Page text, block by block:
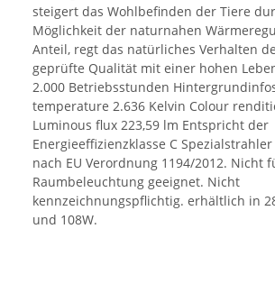
steigert das Wohlbefinden der Tiere
Möglichkeit der naturnahen
Anteil, regt das natürliches Verhalten
geprüfte Qualität mit einer hohen
2.000 Betriebsstunden
temperature 2.636 Kelvin Colour
Luminous flux 223,59 lm Entspricht der
Energieeffizienzklasse C
nach EU Verordnung 1194/2012. Nicht
Raumbeleuchtung geeignet. Nicht
kennzeichnungspflichtig. erhältlich in
und 108W.